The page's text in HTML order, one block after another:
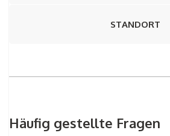
STANDORT
Häufig gestellte Fragen